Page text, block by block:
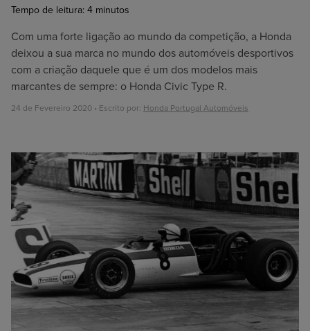
Tempo de leitura: 4 minutos
Com uma forte ligação ao mundo da competição, a Honda
deixou a sua marca no mundo dos automóveis desportivos
com a criação daquele que é um dos modelos mais
marcantes de sempre: o Honda Civic Type R.
24 de Fevereiro 2020 • Escrito por: Honda Portugal Automóveis